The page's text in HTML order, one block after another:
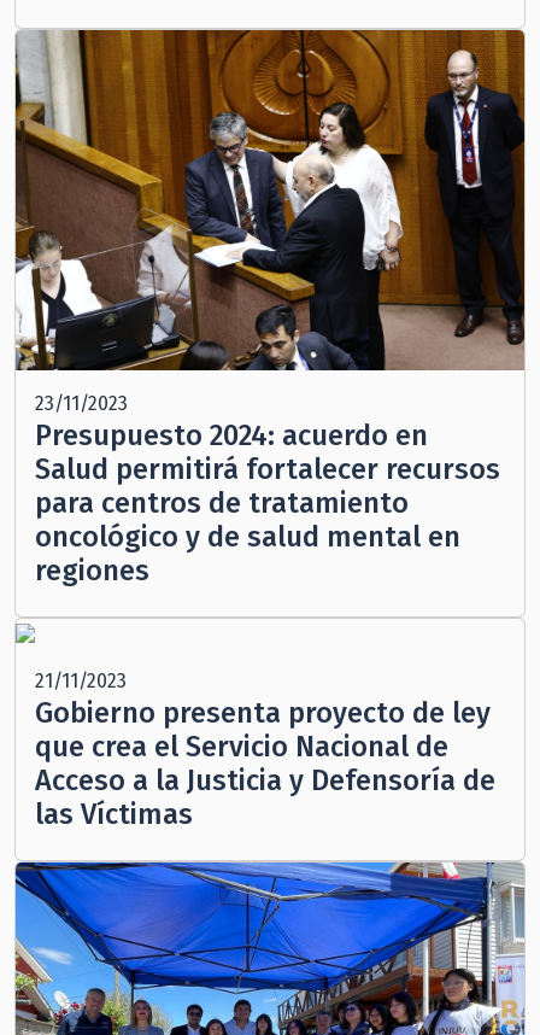
23/11/2023
Presupuesto 2024: acuerdo en
Salud permitirá fortalecer recursos
para centros de tratamiento
oncológico y de salud mental en
regiones
21/11/2023
Gobierno presenta proyecto de ley
que crea el Servicio Nacional de
Acceso a la Justicia y Defensoría de
las Víctimas